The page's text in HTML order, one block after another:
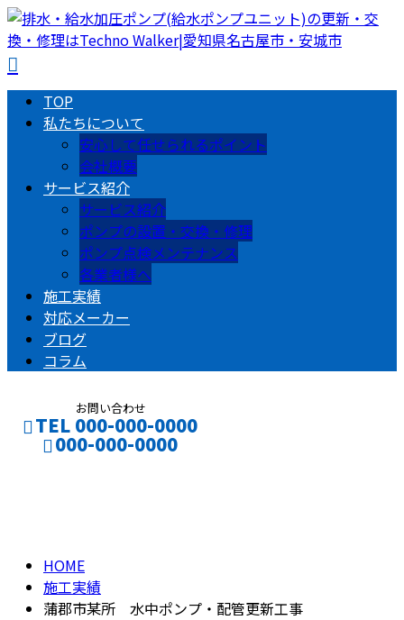
TOP
私たちについて
安心して任せられるポイント
会社概要
サービス紹介
サービス紹介
ポンプの設置・交換・修理
ポンプ点検メンテナンス
各業者様へ
施工実績
対応メーカー
ブログ
コラム
お問い合わせ
TEL 000-000-0000
000-000-0000
HOME
施工実績
蒲郡市某所 水中ポンプ・配管更新工事